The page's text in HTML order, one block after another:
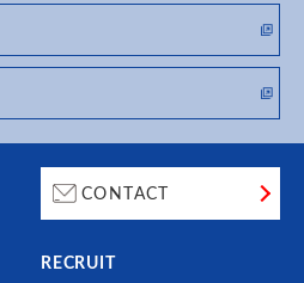
CONTACT
RECRUIT